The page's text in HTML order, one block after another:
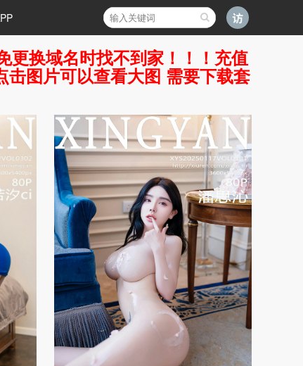
更换域名时找不到家！！！充值
图片可以查看大图 需要下载套